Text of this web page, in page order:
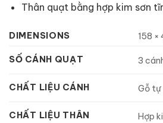
Thân quạt bằng hợp kim sơn
DIMENSIONS 158 ×
SỐ CÁNH QUẠT 3
CHẤT LIỆU CÁNH Gỗ tự
CHẤT LIỆU THÂN Hợp